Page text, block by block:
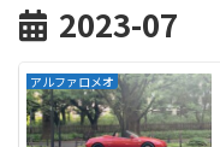
2023-07
アルファロメオ